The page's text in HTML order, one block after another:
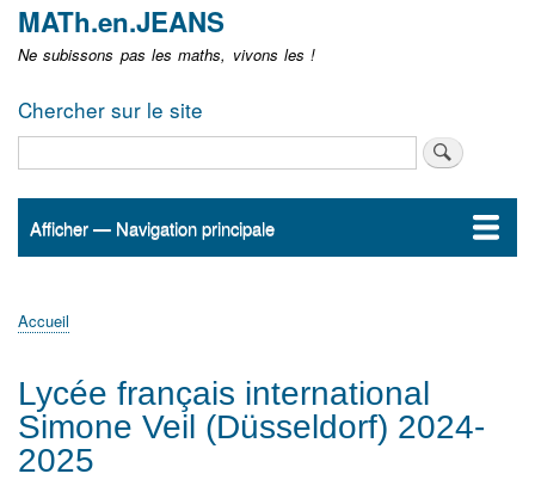
MATh.en.JEANS
Ne subissons pas les maths, vivons les !
Chercher sur le site
Navigation
Afficher — Navigation principale
Accueil
ActualitésMATh.en.JEANS ?
Régions et Ateliers
Créer, gérer un atelier
Sujets/Publications
Congrès
d'Ariane
Accueil
Lycée français international
Simone Veil (Düsseldorf) 2024-
2025